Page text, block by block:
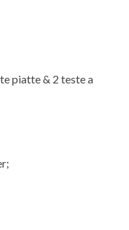
piatte & 2 teste a